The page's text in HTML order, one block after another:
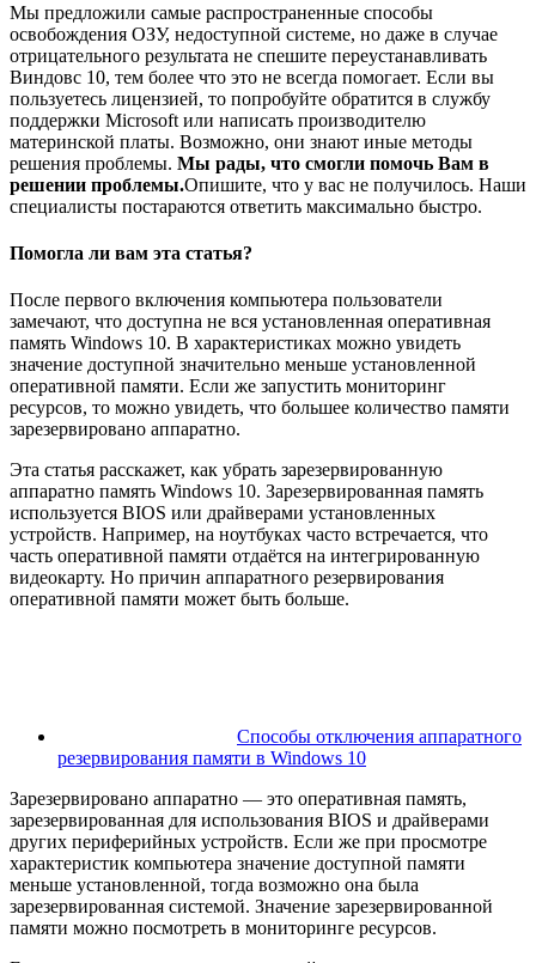
Мы предложили самые распространенные способы
освобождения ОЗУ, недоступной системе, но даже в случае
отрицательного результата не спешите переустанавливать
Виндовс 10, тем более что это не всегда помогает. Если вы
пользуетесь лицензией, то попробуйте обратится в службу
поддержки Microsoft или написать производителю
материнской платы. Возможно, они знают иные методы
решения проблемы. Мы рады, что смогли помочь Вам в
решении проблемы.Опишите, что у вас не получилось. Наши
специалисты постараются ответить максимально быстро.
Помогла ли вам эта статья?
После первого включения компьютера пользователи
замечают, что доступна не вся установленная оперативная
память Windows 10. В характеристиках можно увидеть
значение доступной значительно меньше установленной
оперативной памяти. Если же запустить мониторинг
ресурсов, то можно увидеть, что большее количество памяти
зарезервировано аппаратно.
Эта статья расскажет, как убрать зарезервированную
аппаратно память Windows 10. Зарезервированная память
используется BIOS или драйверами установленных
устройств. Например, на ноутбуках часто встречается, что
часть оперативной памяти отдаётся на интегрированную
видеокарту. Но причин аппаратного резервирования
оперативной памяти может быть больше.
Способы отключения аппаратного
резервирования памяти в Windows 10
Зарезервировано аппаратно — это оперативная память,
зарезервированная для использования BIOS и драйверами
других периферийных устройств. Если же при просмотре
характеристик компьютера значение доступной памяти
меньше установленной, тогда возможно она была
зарезервированная системой. Значение зарезервированной
памяти можно посмотреть в мониторинге ресурсов.